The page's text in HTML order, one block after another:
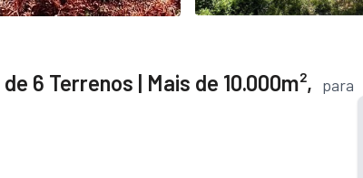
6 Terrenos | Mais de 10.000m², para